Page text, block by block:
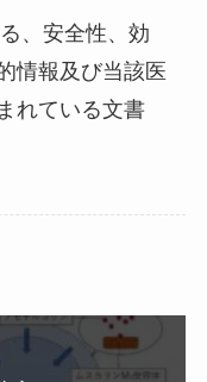
、安全性、効
情報及び当該医
れている文書